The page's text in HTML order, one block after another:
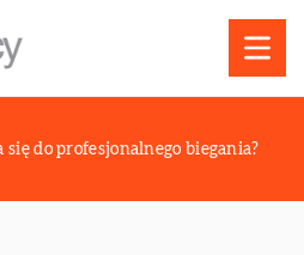
się do profesjonalnego biegania?